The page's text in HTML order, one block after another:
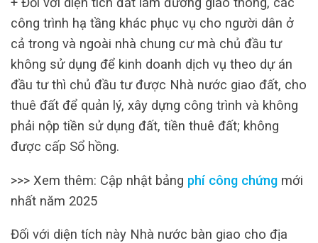
công trình hạ tầng khác phục vụ cho người dân ở
cả trong và ngoài nhà chung cư mà chủ đầu tư
không sử dụng để kinh doanh dịch vụ theo dự án
đầu tư thì chủ đầu tư được Nhà nước giao đất, cho
thuê đất để quản lý, xây dựng công trình và không
phải nộp tiền sử dụng đất, tiền thuê đất; không
được cấp Sổ hồng.
>>> Xem thêm: Cập nhật bảng phí công chứng mới
nhất năm 2025
Đối với diện tích này Nhà nước bàn giao cho địa